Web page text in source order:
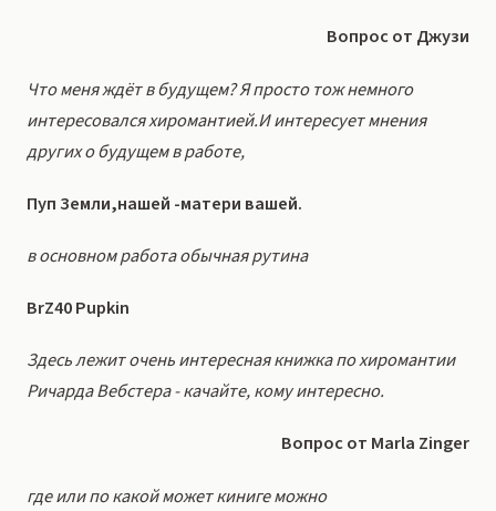
Вопрос от Джузи
Что меня ждёт в будущем? Я просто тож немного
интересовался хиромантией.И интересует мнения
других о будущем в работе,
Пуп Земли,нашей -матери вашей.
в основном работа обычная рутина
BrZ40 Pupkin
Здесь лежит очень интересная книжка по хиромантии
Ричарда Вебстера - качайте, кому интересно.
Вопрос от Marla Zinger
где или по какой может киниге можно